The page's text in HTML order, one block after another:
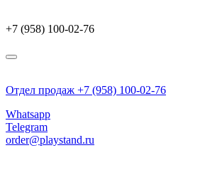
+7 (958) 100-02-76
Отдел продаж +7 (958) 100-02-76
Whatsapp
Telegram
order@playstand.ru